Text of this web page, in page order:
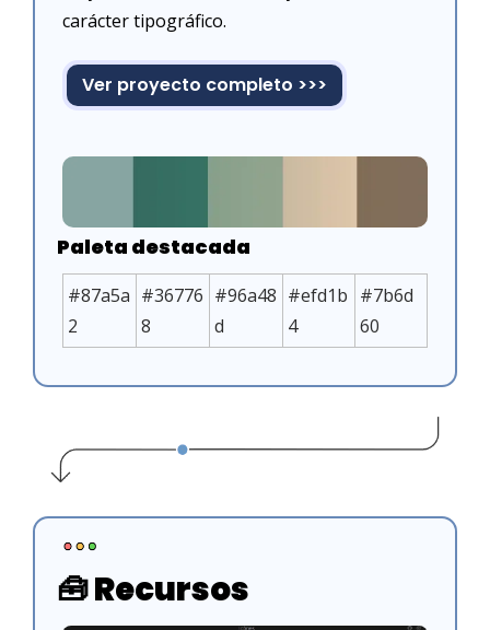
carácter tipográfico.
Ver proyecto completo >>>
Paleta destacada
#87a5a
2
#36776
8
#96a48
d
#efd1b
4
#7b6d
60
🧰 Recursos